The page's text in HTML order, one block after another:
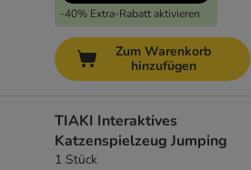
-40% Extra-Rabatt aktivieren
Zum Warenkorb
hinzufügen
TIAKI Interaktives
Katzenspielzeug Jumping
1 Stück